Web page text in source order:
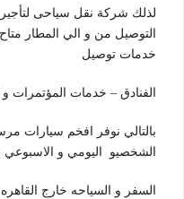
لذلك شركة نقل سياحى
التوصيل من و الي المطار
خدمات توصيل
الفنادق – خدمات المؤتمرات و المعارض
بالتالي نوفر افخم سيارات
الشخصيو اليومي و
السفر و السياحه خارج